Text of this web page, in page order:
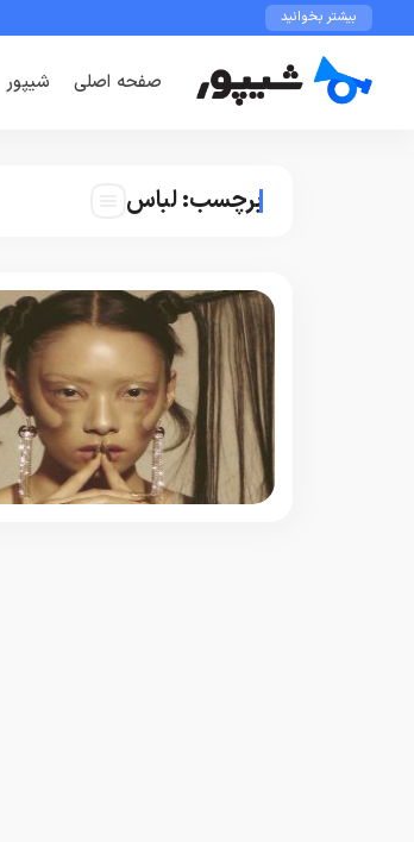
بیشتر بخوانید
صفحه اصلی شیپور
برچسب:لباس